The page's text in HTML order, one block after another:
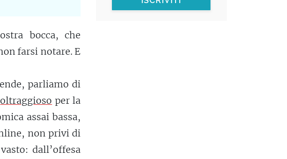
bocca, che
farsi notare. E
parliamo di
oltraggioso per la
assai bassa,
non privi di
dall’offesa